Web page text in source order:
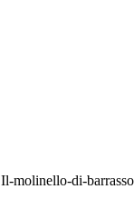
Il-molinello-di-